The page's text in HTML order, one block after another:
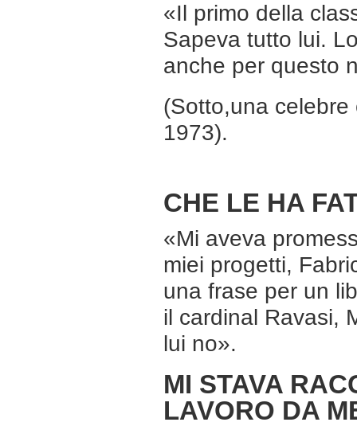
«Il primo della
Sapeva tutto lui.
anche per questo
(Sotto,una celebre
1973).
CHE LE HA
«Mi aveva
miei progetti,
una frase per un
il cardinal Ravasi,
lui no».
MI STAVA
LAVORO DA